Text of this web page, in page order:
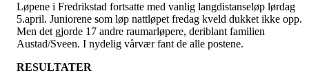
Løpene i Fredrikstad fortsatte med vanlig langdistanseløp lørdag
5.april. Juniorene som løp nattløpet fredag kveld dukket ikke opp.
Men det gjorde 17 andre raumarløpere, deriblant familien
Austad/Sveen. I nydelig vårværfant de alle postene.
RESULTATER